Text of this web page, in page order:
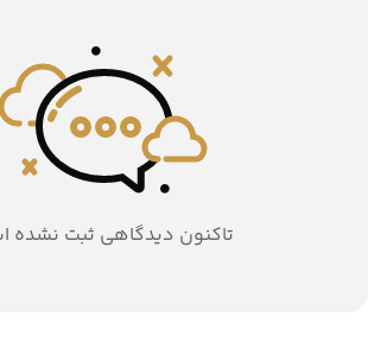
تاکنون دیدگاهی ثبت نشده